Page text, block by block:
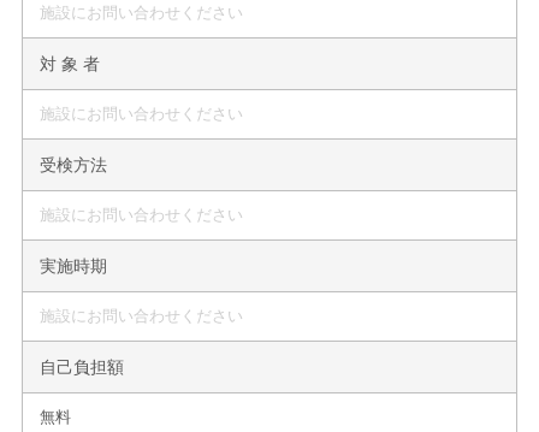
施設にお問い合わせください
対 象 者
施設にお問い合わせください
受検方法
施設にお問い合わせください
実施時期
施設にお問い合わせください
自己負担額
無料